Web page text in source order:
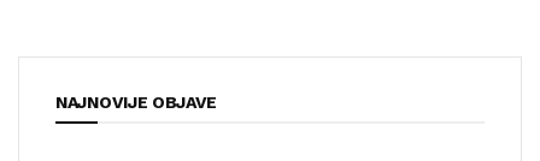
NAJNOVIJE OBJAVE